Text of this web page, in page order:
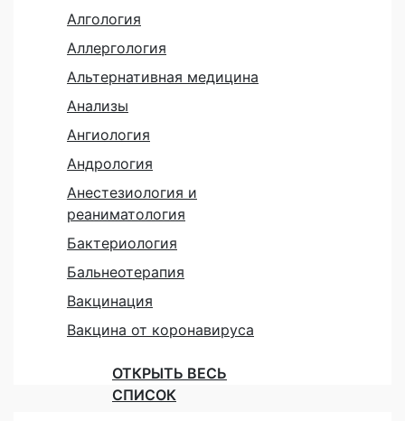
Алгология
Аллергология
Альтернативная медицина
Анализы
Ангиология
Андрология
Анестезиология и
реаниматология
Бактериология
Бальнеотерапия
Вакцинация
Вакцина от коронавируса
ОТКРЫТЬ ВЕСЬ
СПИСОК